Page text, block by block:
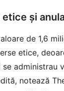
și
de 1,6
etice,
administrau
notează